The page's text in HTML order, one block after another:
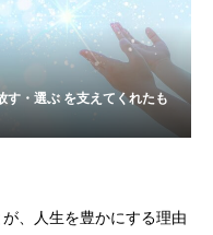
す・選ぶ を支えてくれたも
、人生を豊かにする理由